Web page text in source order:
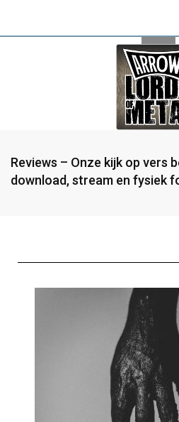
Reviews – Onze kijk op vers
download, stream en fysiek